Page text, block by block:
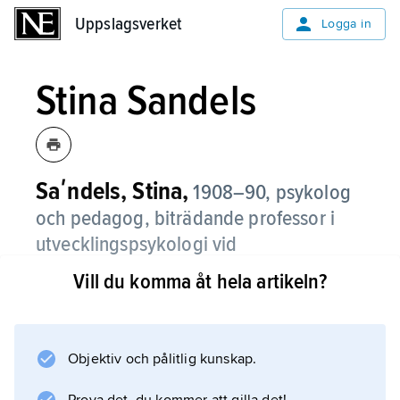
Uppslagsverket Logga in
Stina Sandels
Saʹndels, Stina, 1908–90, psykolog
och pedagog, biträdande professor i
utvecklingspsykologi vid
Lärarhögskolan i Stockholm 1964–73.
forskningsinstitutet), som blev centrum för
Vill du komma åt hela artikeln?
Objektiv och pålitlig kunskap.